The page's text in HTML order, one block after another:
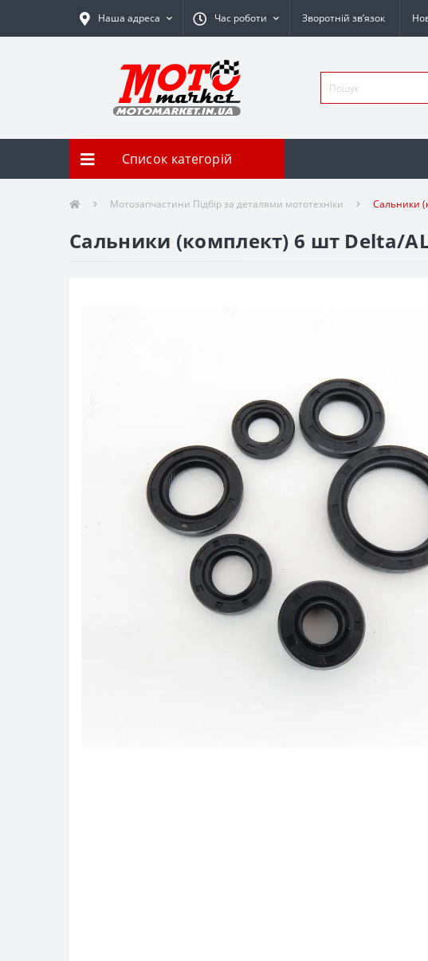
Наша адреса Час роботи Зворотній зв’язок
Список категорій
Мотозапчастини Підбір за деталями мототехніки Сальники
Сальники (комплект) 6 шт Delta/